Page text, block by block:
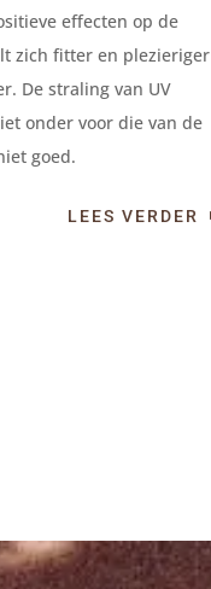
effecten op de
zich fitter en plezieriger
De straling van UV
onder voor die van de
goed.
LEES VERDER